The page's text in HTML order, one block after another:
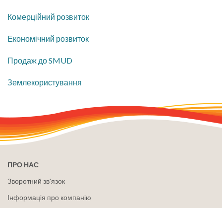
Комерційний розвиток
​Економічний розвиток
​Продаж до SMUD
​Землекористування
ПРО НАС
Зворотний зв'язок
Інформація про компанію